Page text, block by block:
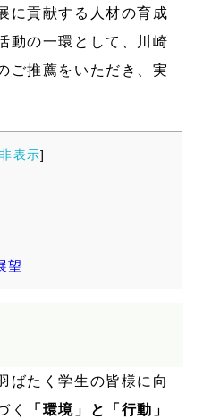
に貢献する人材の育成
動の一環 として、川崎
ご推薦をいただき、実
非表示]
望
ばたく学生の皆様に向
く
「環境」と「行動」